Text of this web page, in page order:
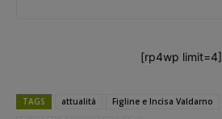
[rp4wp limit=4]
TAGS attualità Figline e Incisa Valdarno